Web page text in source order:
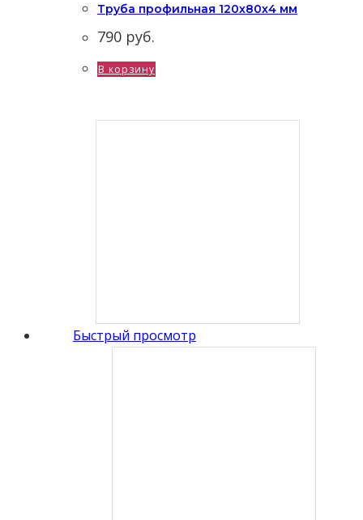
Труба профильная 120х80х4 мм
790 руб.
В корзину
Быстрый просмотр